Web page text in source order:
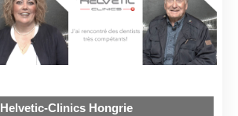
Helvetic-Clinics Hongrie